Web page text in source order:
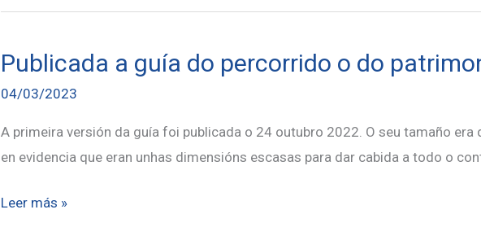
de
Doce
jinetes
hacen
historia
completar
Publicada a guía do percorrido o do
04/03/2023
A primeira versión da guía foi publicada o 24 outubro 2022. O seu tamaño era
en evidencia que eran unhas dimensións escasas para dar cabida a todo o
Publicada
Leer más »